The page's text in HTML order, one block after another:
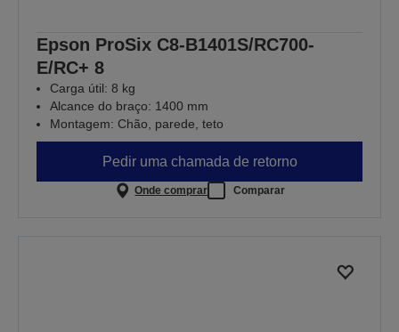
Epson ProSix C8-B1401S/RC700-
E/RC+ 8
Carga útil: 8 kg
Alcance do braço: 1400 mm
Montagem: Chão, parede, teto
Pedir uma chamada de retorno
Onde comprar Comparar